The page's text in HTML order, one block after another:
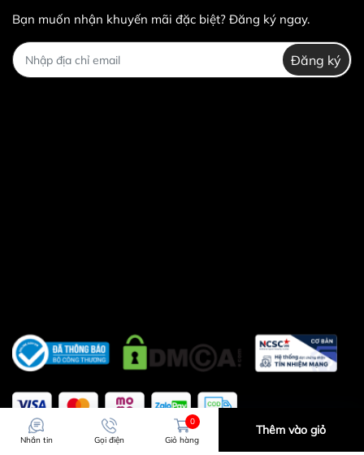
Bạn muốn nhận khuyến mãi đặc biệt? Đăng ký ngay.
Đăng ký
Nhắn tin Gọi điện
0
Giỏ hàng
Thêm vào giỏ